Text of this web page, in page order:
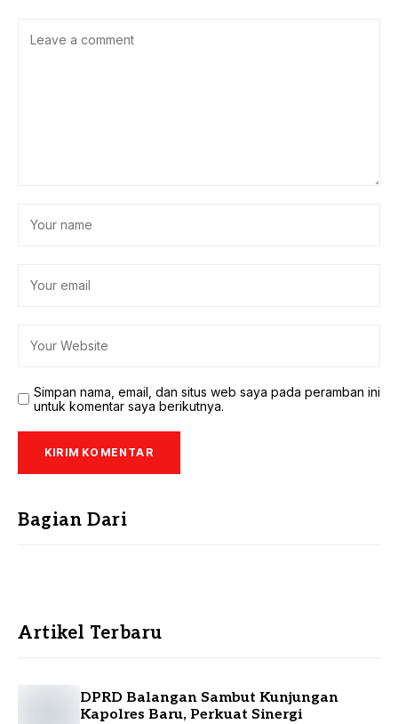
Simpan nama, email, dan situs web saya pada peramban ini
untuk komentar saya berikutnya.
Bagian Dari
Artikel Terbaru
DPRD Balangan Sambut Kunjungan
Kapolres Baru, Perkuat Sinergi